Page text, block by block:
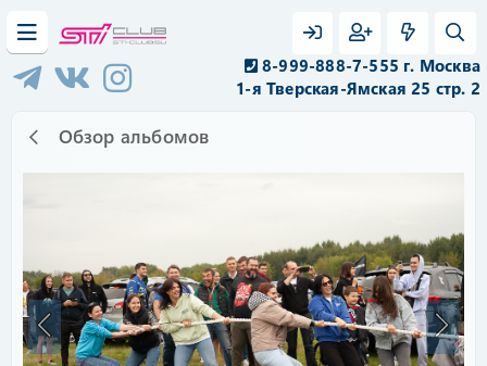
8-999-888-7-555 г. Москва
1-я Тверская-Ямская 25 стр. 2
Обзор альбомов